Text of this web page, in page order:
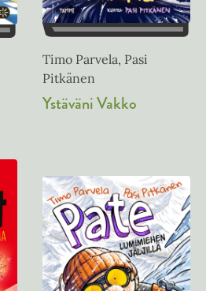
Timo Parvela, Pasi
Pitkänen
Ystäväni Vakko